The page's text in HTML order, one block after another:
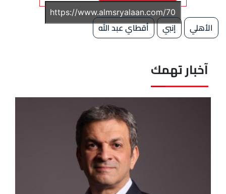
الأهلي إنبي أقطاي عبد الله
آخبار تهمك